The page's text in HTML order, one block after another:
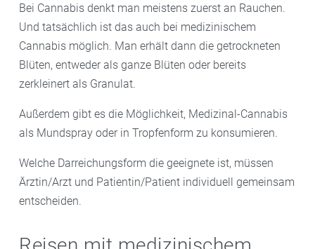
Bei Cannabis denkt man meistens zuerst an Rauchen.
Und tatsächlich ist das auch bei medizinischem
Cannabis möglich. Man erhält dann die getrockneten
Blüten, entweder als ganze Blüten oder bereits
zerkleinert als Granulat.
Außerdem gibt es die Möglichkeit, Medizinal-Cannabis
als Mundspray oder in Tropfenform zu konsumieren.
Welche Darreichungsform die geeignete ist, müssen
Ärztin/Arzt und Patientin/Patient individuell gemeinsam
entscheiden.